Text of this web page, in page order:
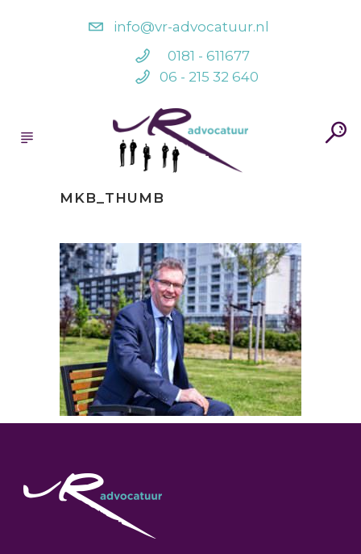
info@vr-advocatuur.nl
0181 - 611677
06 - 215 32 640
MKB_THUMB